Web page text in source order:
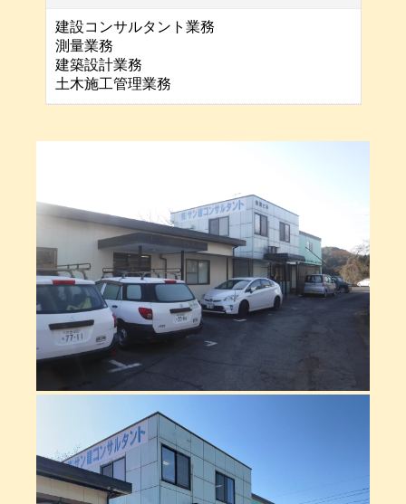
建設コンサルタント業務
測量業務
建築設計業務
土木施工管理業務